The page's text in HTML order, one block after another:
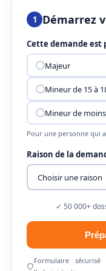
1 Démarrez
Cette demande est
Majeur
Mineur de 15 à
Mineur de
Pour une personne qui
Raison de la
✓ 50 000+
Formulaire